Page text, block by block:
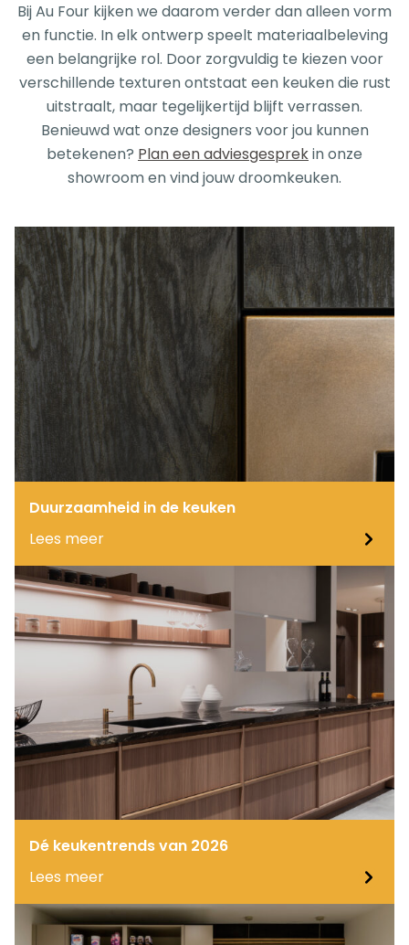
Bij Au Four kijken we daarom verder dan alleen vorm
en functie. In elk ontwerp speelt materiaalbeleving
een belangrijke rol. Door zorgvuldig te kiezen voor
verschillende texturen ontstaat een keuken die rust
uitstraalt, maar tegelijkertijd blijft verrassen.
Benieuwd wat onze designers voor jou kunnen
betekenen? Plan een adviesgesprekin onze
showroom en vind jouw droomkeuken.
Duurzaamheid in de keuken
Lees meer
Dé keukentrends van 2026
Lees meer